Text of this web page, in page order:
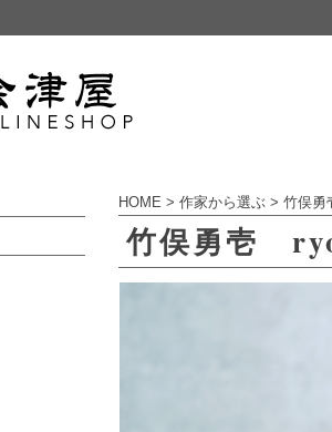
HOME > 作家から選ぶ > 竹俣勇
竹俣勇壱